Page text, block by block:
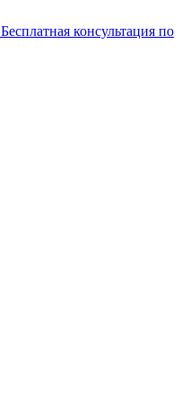
Бесплатная консультация по